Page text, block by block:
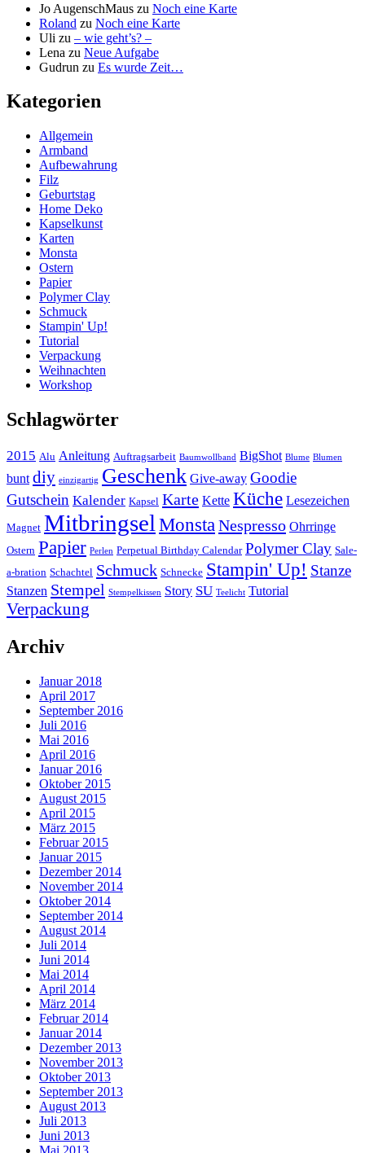
Jo AugenschMaus zu Noch eine Karte
Roland zu Noch eine Karte
Uli zu – wie geht’s? –
Lena zu Neue Aufgabe
Gudrun zu Es wurde Zeit…
Kategorien
Allgemein
Armband
Aufbewahrung
Filz
Geburtstag
Home Deko
Kapselkunst
Karten
Monsta
Ostern
Papier
Polymer Clay
Schmuck
Stampin' Up!
Tutorial
Verpackung
Weihnachten
Workshop
Schlagwörter
2015 Alu Anleitung Auftragsarbeit Baumwollband BigShot Blume Blumen
bunt diy einzigartig Geschenk Give-away Goodie
Gutschein Kalender Kapsel Karte Kette Küche Lesezeichen
Magnet Mitbringsel MonstaNespresso Ohrringe
Ostern Papier Perlen Perpetual Birthday Calendar Polymer Clay Sale-
a-bration Schachtel Schmuck Schnecke Stampin' Up! Stanze
Stanzen Stempel Stempelkissen Story SU Teelicht Tutorial
Verpackung
Archiv
Januar 2018
April 2017
September 2016
Juli 2016
Mai 2016
April 2016
Januar 2016
Oktober 2015
August 2015
April 2015
März 2015
Februar 2015
Januar 2015
Dezember 2014
November 2014
Oktober 2014
September 2014
August 2014
Juli 2014
Juni 2014
Mai 2014
April 2014
März 2014
Februar 2014
Januar 2014
Dezember 2013
November 2013
Oktober 2013
September 2013
August 2013
Juli 2013
Juni 2013
Mai 2013